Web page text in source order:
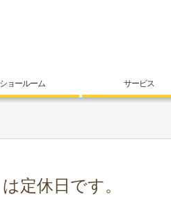
ショールーム サービス
定休日です。